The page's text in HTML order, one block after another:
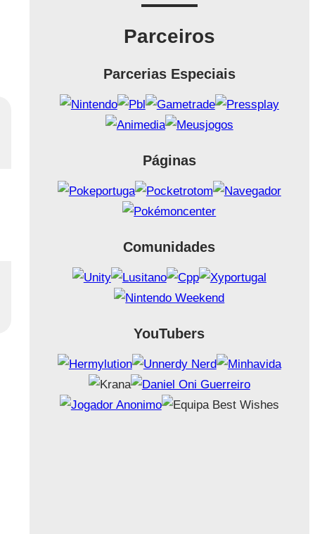
Parceiros
Parcerias Especiais
Páginas
Comunidades
YouTubers